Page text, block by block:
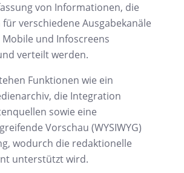
von Informationen, die
verschiedene Ausgabekanäle
Mobile und Infoscreens
verteilt werden.
Funktionen wie ein
die Integration
sowie eine
Vorschau (WYSIWYG)
wodurch die redaktionelle
unterstützt wird.